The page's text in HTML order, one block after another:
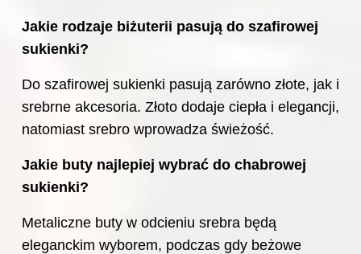
Jakie rodzaje biżuterii pasują do szafirowej
sukienki?
Do szafirowej sukienki pasują zarówno złote, jak i
srebrne akcesoria. Złoto dodaje ciepła i elegancji,
natomiast srebro wprowadza świeżość.
Jakie buty najlepiej wybrać do chabrowej
sukienki?
Metaliczne buty w odcieniu srebra będą
eleganckim wyborem, podczas gdy beżowe